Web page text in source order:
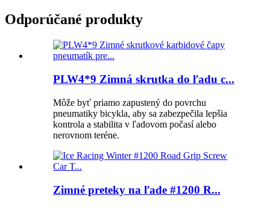
Odporúčané produkty
PLW4*9 Zimná skrutka do ľadu c...
Môže byť priamo zapustený do povrchu
pneumatiky bicykla, aby sa zabezpečila lepšia
kontrola a stabilita v ľadovom počasí alebo
nerovnom teréne.
Zimné preteky na ľade #1200 R...